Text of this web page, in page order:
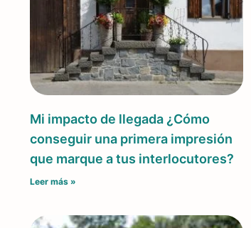
Mi impacto de llegada ¿Cómo
conseguir una primera impresión
que marque a tus interlocutores?
Leer más »